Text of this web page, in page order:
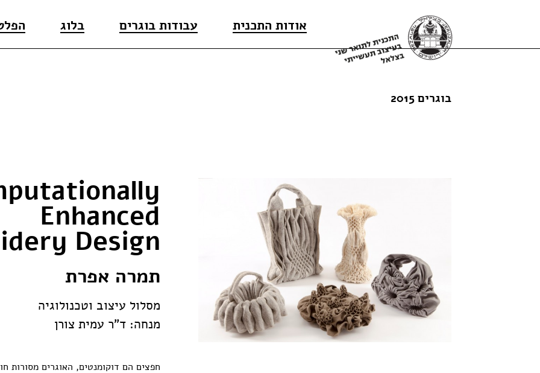
אודות התכנית עבודות בוגרים בלוג
בוגרים 2015
Enhanced
Design
תמרה אפרת
מסלול עיצוב וטכנולוגיה
מנחה: ד"ר עמית צורן
חפצים הם דוקומנטים, האוגרים מסורות